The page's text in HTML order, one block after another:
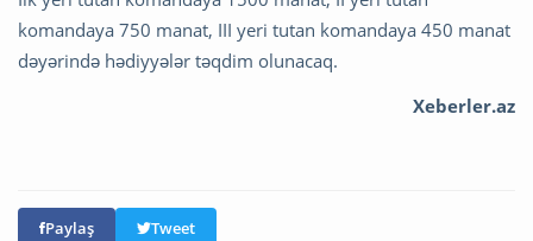
komandaya 750 manat, III yeri tutan komandaya 450 manat
dəyərində hədiyyələr təqdim olunacaq.
Xeberler.az
Paylaş Tweet